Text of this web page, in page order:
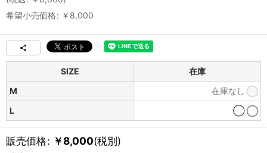
希望小売価格: ￥ 8,000
SIZE
在庫
M
在庫なし
L
◯
販売価格: ￥8,000(税別)